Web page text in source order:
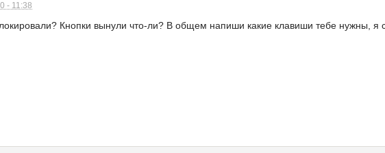
- 11:38
Кнопки вынули что-ли? В общем напиши какие клавиши тебе нужны, я